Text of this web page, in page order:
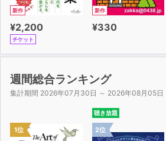
新作
¥2,200
チケット
新作
¥330
週間総合ランキング
集計期間 2026年07月30日 ～ 2026年08月05日
1位
聴き放題
2位